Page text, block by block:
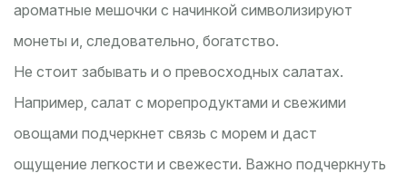
ароматные мешочки с начинкой символизируют
монеты и, следовательно, богатство.
Не стоит забывать и о превосходных салатах.
Например, салат с морепродуктами и свежими
овощами подчеркнет связь с морем и даст
ощущение легкости и свежести. Важно подчеркнуть